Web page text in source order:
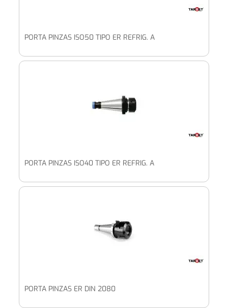
PORTA PINZAS ISO50 TIPO ER REFRIG. A
PORTA PINZAS ISO40 TIPO ER REFRIG. A
PORTA PINZAS ER DIN 2080